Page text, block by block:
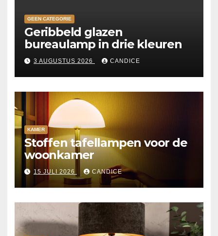
GEEN CATEGORIE
Geribbeld glazen
bureaulamp in drie kleuren
3 AUGUSTUS 2026 CANDICE
KAMER
Stoffen tafellampen voor de
woonkamer
15 JULI 2026 CANDICE